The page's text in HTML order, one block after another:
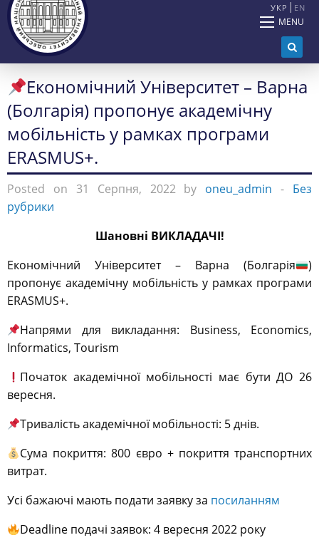
УКР EN
MENU
Економічний Університет – Варна
(Болгарія) пропонує академічну
мобільність у рамках програми
ERASMUS+.
Posted on 31 Серпня, 2022 by oneu_admin - Без
рубрики
Шановні ВИКЛАДАЧІ!
Економічний Університет – Варна (Болгарія
)
пропонує академічну мобільність у рамках програми
ERASMUS+.
Напрями для викладання: Business, Economics,
Informatics, Tourism
Початок академічної мобільності має бути ДО 26
вересня.
Тривалість академічної мобільності: 5 днів.
Сума покриття: 800 євро + покриття транспортних
витрат.
Усі бажаючі мають подати заявку за посиланням
Deadline подачі заявок: 4 вересня 2022 року